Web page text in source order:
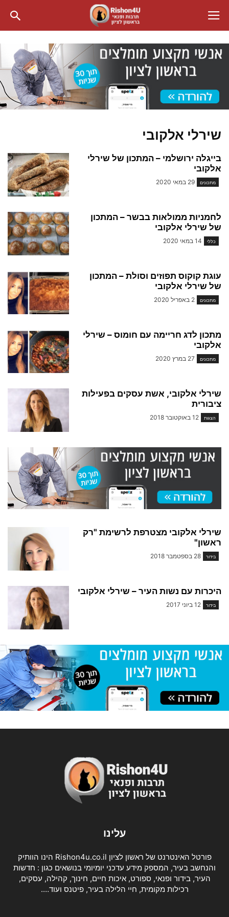
שירלי אלקובי
בייגלה ירושלמי – המתכון של שירלי
אלקובי
מתכונים 29 במאי 2020
לחמניות ממולאות בבשר – המתכון
של שירלי אלקובי
כללי 14 במאי 2020
עוגת קוקוס תפוזים וסולת – המתכון
של שירלי אלקובי
מתכונים 2 באפריל 2020
מתכון לדג חריימה עם חומוס – שירלי
אלקובי
מתכונים 27 במרץ 2020
שירלי אלקובי, אשת עסקים בפעילות
ציבורית
הצגות 12 באוקטובר 2018
שירלי אלקובי מצטרפת לרשימת "רק
ראשון"
בידור 28 בספטמבר 2018
היכרות עם נשות העיר – שירלי אלקובי
בידור 12 ביוני 2017
עלינו
פורטל האינטרנט של ראשון לציון Rishon4u.co.il הינו הוותיק
והנחשב בעיר, המספק מידע עדכני יומיומי בנושאים כגון : חדשות
העיר, בידור ופנאי, ספורט, איכות חיים, חינוך, קהילה, עסקים,
רכילות מקומית, חיי הלילה בעיר, פיטנס ועוד….